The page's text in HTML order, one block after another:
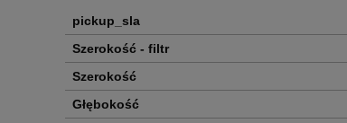
pickup_sla
Szerokość - filtr
Szerokość
Głębokość